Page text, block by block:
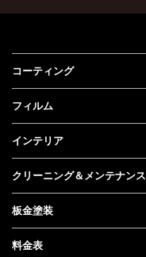
コーティング
フィルム
インテリア
クリーニング＆メンテナンス
板金塗装
料金表